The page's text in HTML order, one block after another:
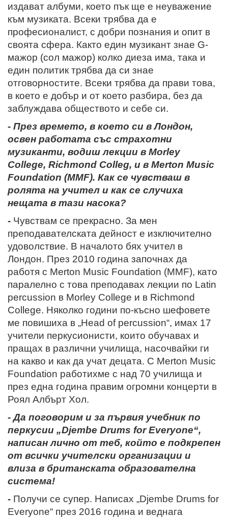
издават албуми, което пък ще е неуважение
към музиката. Всеки трябва да е
професионалист, с добри познания и опит в
своята сфера. Както един музикант знае G-
мажор (сол мажор) колко диеза има, така и
един политик трябва да си знае
отговорностите. Всеки трябва да прави това,
в което е добър и от което разбира, без да
заблуждава обществото и себе си.
- През времето, в което си в Лондон,
освен работата със страхотни
музиканти, водиш лекции в Morley
College, Richmond Colleg, и в Merton Music
Foundation (MMF). Как се чувстваш в
ролята на учител и как се случиха
нещата в тази насока?
- Чувствам се прекрасно. За мен
преподавателската дейност е изключително
удоволствие. В началото бях учител в
Лондон. През 2010 година започнах да
работя с Merton Music Foundation (MMF), като
паралелно с това преподавах лекции по Latin
percussion в Morley College и в Richmond
College. Няколко години по-късно шефовете
ме повишиха в „Head of percussion“, имах 17
учители перкусионисти, които обучавах и
пращах в различни училища, насочвайки ги
на какво и как да учат децата. С Merton Music
Foundation работихме с над 70 училища и
през една година правим огромни концерти в
Роял Албърт Хол.
- Да поговорим и за първия учебник по
перкусии „Djembe Drums for Everyone“,
написан лично от теб, който е подкрепен
от всички учителски организации и
влиза в британската образователна
система!
- Получи се супер. Написах „Djembe Drums for
Everyone“ през 2016 година и веднага